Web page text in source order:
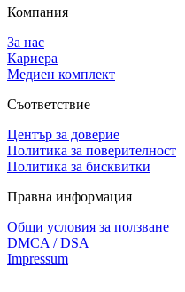
Компания
За нас
Кариера
Медиен комплект
Съответствие
Център за доверие
Политика за поверителност
Политика за бисквитки
Правна информация
Общи условия за ползване
DMCA / DSA
Impressum